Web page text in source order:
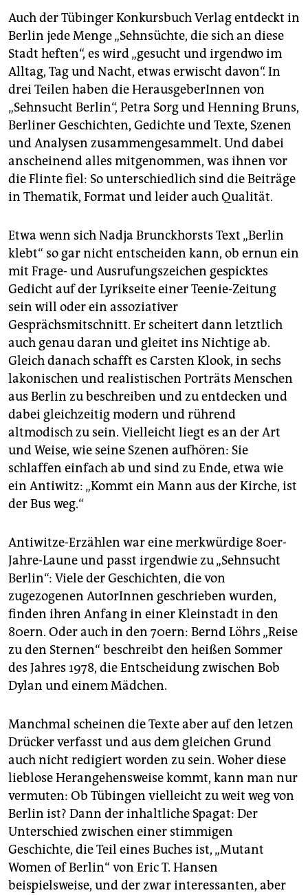
veranstaltungen
shop
fragen & hilfe
unterstützen
abo
genossenschaft
epaper login
Auch der Tübinger Konkursbuch Verlag entdeckt in
Berlin jede Menge „Sehnsüchte, die sich an diese
Stadt heften“, es wird „gesucht und irgendwo im
Alltag, Tag und Nacht, etwas erwischt davon“. In
drei Teilen haben die HerausgeberInnen von
„Sehnsucht Berlin“, Petra Sorg und Henning Bruns,
Berliner Geschichten, Gedichte und Texte, Szenen
und Analysen zusammengesammelt. Und dabei
anscheinend alles mitgenommen, was ihnen vor
die Flinte fiel: So unterschiedlich sind die Beiträge
in Thematik, Format und leider auch Qualität.
Etwa wenn sich Nadja Brunckhorsts Text „Berlin
klebt“ so gar nicht entscheiden kann, ob ernun ein
mit Frage- und Ausrufungszeichen gespicktes
Gedicht auf der Lyrikseite einer Teenie-Zeitung
sein will oder ein assoziativer
Gesprächsmitschnitt. Er scheitert dann letztlich
auch genau daran und gleitet ins Nichtige ab.
Gleich danach schafft es Carsten Klook, in sechs
lakonischen und realistischen Porträts Menschen
aus Berlin zu beschreiben und zu entdecken und
dabei gleichzeitig modern und rührend
altmodisch zu sein. Vielleicht liegt es an der Art
und Weise, wie seine Szenen aufhören: Sie
schlaffen einfach ab und sind zu Ende, etwa wie
ein Antiwitz: „Kommt ein Mann aus der Kirche, ist
der Bus weg.“
Antiwitze-Erzählen war eine merkwürdige 80er-
Jahre-Laune und passt irgendwie zu „Sehnsucht
Berlin“: Viele der Geschichten, die von
zugezogenen AutorInnen geschrieben wurden,
finden ihren Anfang in einer Kleinstadt in den
80ern. Oder auch in den 70ern: Bernd Löhrs „Reise
zu den Sternen“ beschreibt den heißen Sommer
des Jahres 1978, die Entscheidung zwischen Bob
Dylan und einem Mädchen.
Manchmal scheinen die Texte aber auf den letzen
Drücker verfasst und aus dem gleichen Grund
auch nicht redigiert worden zu sein. Woher diese
lieblose Herangehensweise kommt, kann man nur
vermuten: Ob Tübingen vielleicht zu weit weg von
Berlin ist? Dann der inhaltliche Spagat: Der
Unterschied zwischen einer stimmigen
Geschichte, die Teil eines Buches ist, „Mutant
Women of Berlin“ von Eric T. Hansen
beispielsweise, und der zwar interessanten, aber